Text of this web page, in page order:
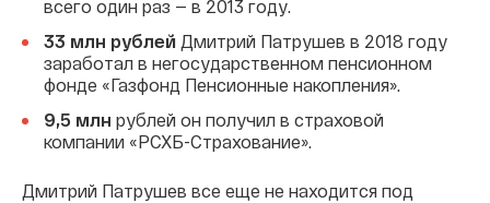
всего один раз — в 2013 году.
33 млн рублей Дмитрий Патрушев в 2018 году
заработал в негосударственном пенсионном
фонде «Газфонд Пенсионные накопления».
9,5 млн рублей он получил в страховой
компании «РСХБ-Страхование».
Дмитрий Патрушев все еще не находится под